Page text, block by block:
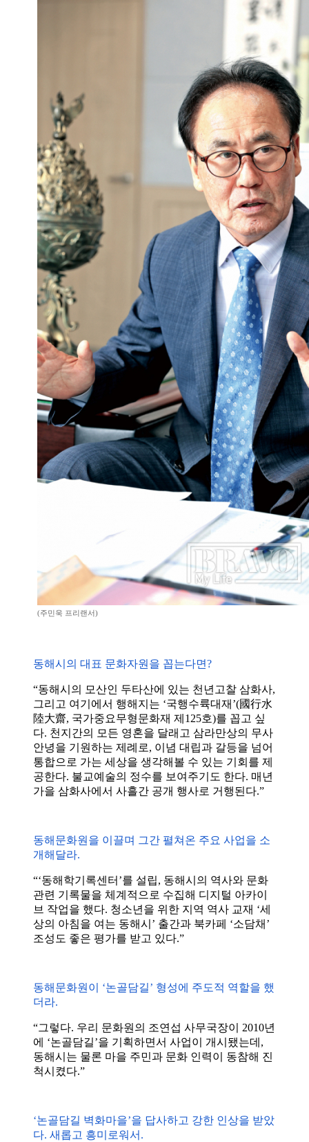
(주민욱 프리랜서)
동해시의 대표 문화자원을 꼽는다면?
“동해시의 모산인 두타산에 있는 천년고찰 삼화사,
그리고 여기에서 행해지는 ‘국행수륙대재’(國行水
陸大齋, 국가중요무형문화재 제125호)를 꼽고 싶
다. 천지간의 모든 영혼을 달래고 삼라만상의 무사
안녕을 기원하는 제례로, 이념 대립과 갈등을 넘어
통합으로 가는 세상을 생각해볼 수 있는 기회를 제
공한다. 불교예술의 정수를 보여주기도 한다. 매년
가을 삼화사에서 사흘간 공개 행사로 거행된다.”
동해문화원을 이끌며 그간 펼쳐온 주요 사업을 소
개해달라.
“‘동해학기록센터’를 설립, 동해시의 역사와 문화
관련 기록물을 체계적으로 수집해 디지털 아카이
브 작업을 했다. 청소년을 위한 지역 역사 교재 ‘세
상의 아침을 여는 동해시’ 출간과 북카페 ‘소담채’
조성도 좋은 평가를 받고 있다.”
동해문화원이 ‘논골담길’ 형성에 주도적 역할을 했
더라.
“그렇다. 우리 문화원의 조연섭 사무국장이 2010년
에 ‘논골담길’을 기획하면서 사업이 개시됐는데,
동해시는 물론 마을 주민과 문화 인력이 동참해 진
척시켰다.”
‘논골담길 벽화마을’을 답사하고 강한 인상을 받았
다. 새롭고 흥미로워서.